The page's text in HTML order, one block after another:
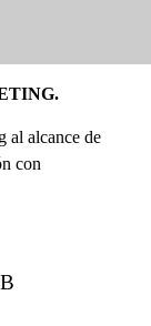
al alcance de
con